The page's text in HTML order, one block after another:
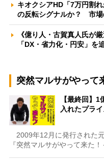
キオクシアHD「7万円割
の反転シグナルか？ 市
《億り人・古賀真人氏が
「DX・省力化・円安」を
突然マルサがやって
【最終回】
入れたプラ
2009年12月に発行された
『突然マルサがやって来た